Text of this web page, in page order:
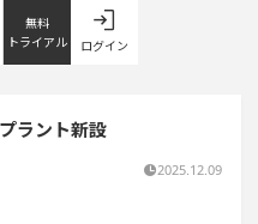
無料
トライアル
ログイン
ラント新設
2025.12.09